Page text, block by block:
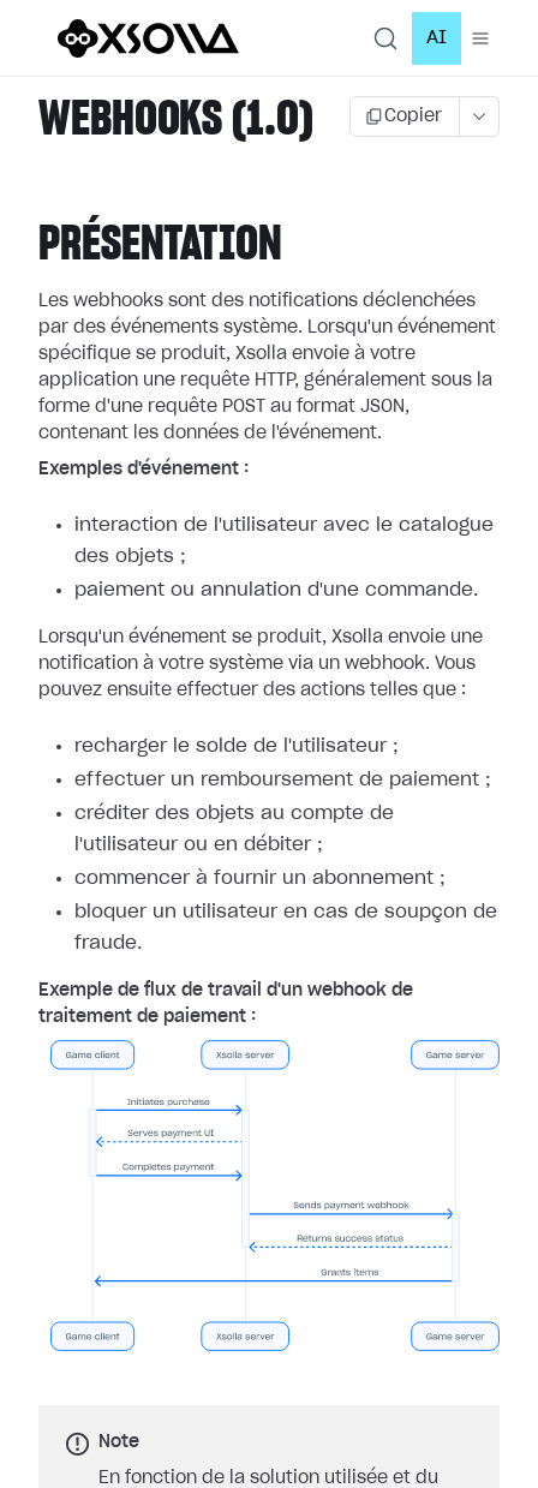
AI
WEBHOOKS (1.0) Copier
PRÉSENTATION
Les webhooks sont des notifications déclenchées
par des événements système. Lorsqu'un événement
spécifique se produit, Xsolla envoie à votre
application une requête HTTP, généralement sous la
forme d'une requête POST au format JSON,
contenant les données de l'événement.
Exemples d'événement :
interaction de l'utilisateur avec le catalogue
des objets ;
paiement ou annulation d'une commande.
Lorsqu'un événement se produit, Xsolla envoie une
notification à votre système via un webhook. Vous
pouvez ensuite effectuer des actions telles que :
recharger le solde de l'utilisateur ;
effectuer un remboursement de paiement ;
créditer des objets au compte de
l'utilisateur ou en débiter ;
commencer à fournir un abonnement ;
bloquer un utilisateur en cas de soupçon de
fraude.
Exemple de flux de travail d'un webhook de
traitement de paiement :
Note
En fonction de la solution utilisée et du